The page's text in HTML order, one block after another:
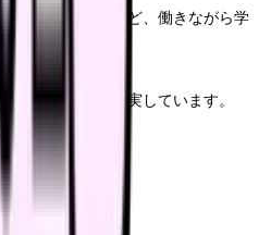
ン授業の活用など、働きながら学
されています。
ア支援なども充実しています。
集